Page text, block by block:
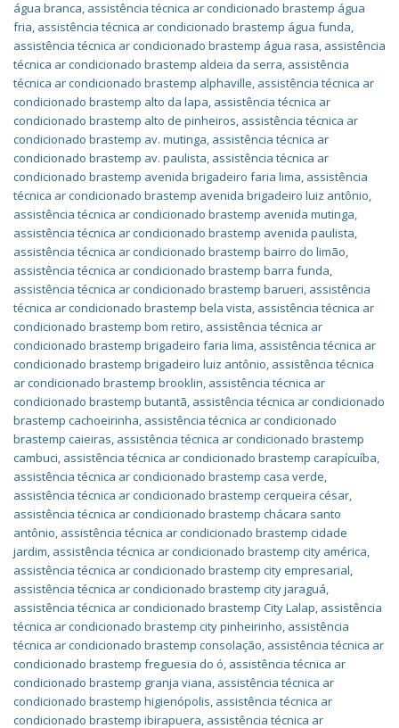
água branca, assistência técnica ar condicionado brastemp água
fria, assistência técnica ar condicionado brastemp água funda,
assistência técnica ar condicionado brastemp água rasa, assistência
técnica ar condicionado brastemp aldeia da serra, assistência
técnica ar condicionado brastemp alphaville, assistência técnica ar
condicionado brastemp alto da lapa, assistência técnica ar
condicionado brastemp alto de pinheiros, assistência técnica ar
condicionado brastemp av. mutinga, assistência técnica ar
condicionado brastemp av. paulista, assistência técnica ar
condicionado brastemp avenida brigadeiro faria lima, assistência
técnica ar condicionado brastemp avenida brigadeiro luiz antônio,
assistência técnica ar condicionado brastemp avenida mutinga,
assistência técnica ar condicionado brastemp avenida paulista,
assistência técnica ar condicionado brastemp bairro do limão,
assistência técnica ar condicionado brastemp barra funda,
assistência técnica ar condicionado brastemp barueri, assistência
técnica ar condicionado brastemp bela vista, assistência técnica ar
condicionado brastemp bom retiro, assistência técnica ar
condicionado brastemp brigadeiro faria lima, assistência técnica ar
condicionado brastemp brigadeiro luiz antônio, assistência técnica
ar condicionado brastemp brooklin, assistência técnica ar
condicionado brastemp butantã, assistência técnica ar condicionado
brastemp cachoeirinha, assistência técnica ar condicionado
brastemp caieiras, assistência técnica ar condicionado brastemp
cambuci, assistência técnica ar condicionado brastemp carapícuíba,
assistência técnica ar condicionado brastemp casa verde,
assistência técnica ar condicionado brastemp cerqueira césar,
assistência técnica ar condicionado brastemp chácara santo
antônio, assistência técnica ar condicionado brastemp cidade
jardim, assistência técnica ar condicionado brastemp city américa,
assistência técnica ar condicionado brastemp city empresarial,
assistência técnica ar condicionado brastemp city jaraguá,
assistência técnica ar condicionado brastemp City Lalap, assistência
técnica ar condicionado brastemp city pinheirinho, assistência
técnica ar condicionado brastemp consolação, assistência técnica ar
condicionado brastemp freguesia do ó, assistência técnica ar
condicionado brastemp granja viana, assistência técnica ar
condicionado brastemp higienópolis, assistência técnica ar
condicionado brastemp ibirapuera, assistência técnica ar